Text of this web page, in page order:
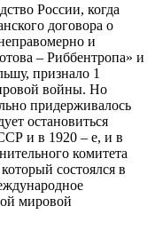
России, когда
договора о
и
– Риббентропа» и
признало 1
войны. Но
придерживалось
остановиться
и в 1920 – е, и в
комитета
состоялся в
мировой